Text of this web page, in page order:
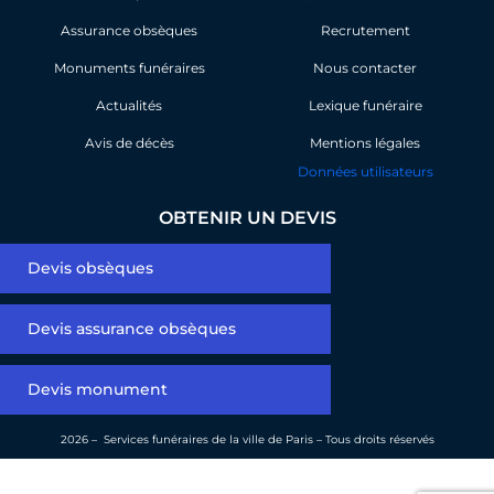
Assurance obsèques
Monuments funéraires
Actualités
Avis de décès
Recrutement
Nous contacter
Lexique funéraire
Mentions légales
Données utilisateurs
OBTENIR UN DEVIS
Devis obsèques
Devis assurance obsèques
Devis monument
2026 – Services funéraires de la ville de Paris – Tous droits réservés